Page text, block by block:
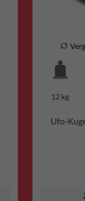
12 kg
Ufo-